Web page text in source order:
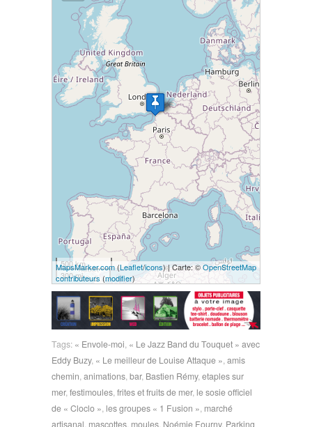
500 km
300 mi
MapsMarker.com(Leaflet/icons) | Carte: ©OpenStreetMap
contributeurs (modifier)
Tags: « Envole-moi « Le Jazz Band du Touquet » avec
Eddy Buzy, « Le meilleur de Louise Attaque » amis
chemin animations bar, Bastien Rémy, etaples sur
mer, festimoules frites et fruits de mer, le sosie officiel
de « Cloclo » les groupes « 1 Fusion » marché
artisanal mascottes moules Noémie Fourny, Parking